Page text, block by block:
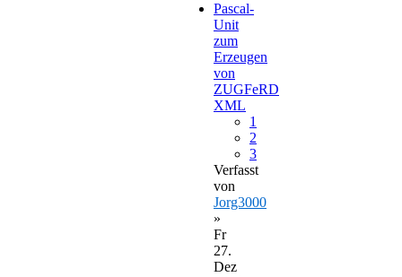
Pascal-
Unit
zum
Erzeugen
von
ZUGFeRD
XML
1
2
3
Verfasst
von
Jorg3000
»
Fr
27.
Dez